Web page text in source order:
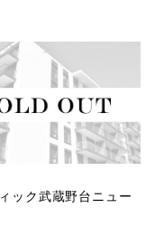
ィ ッ ク武蔵野台ニ ュ ー